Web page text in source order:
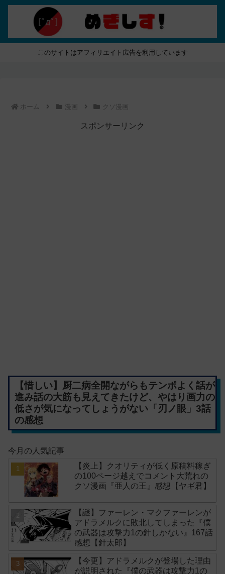
このサイトはアフィリエイト広告を利用しています
ホーム 漫画 クソ漫画
スポンサーリンク
【惜しい】厨二病全開ながらもテンポよく話が
進み話の大筋も見えてきたけど、やはり画力の
低さが気になってしょうがない「刃ノ眼」3話
の感想
今月の人気記事
【炎上】クオリティが低く原稿料稼ぎ
の100ページ越えでコメント大荒れの
クソ漫画『亜人の王』感想【ヤギ君】
【謎】ファーレン・マクファーレンが
アドラメルクに敗北してしまった『僕
の武器は攻撃力1の針しかない』167話
感想【針太郎】
【今更】アドラメルクが登場した理由
が説明された『僕の武器は攻撃力1の